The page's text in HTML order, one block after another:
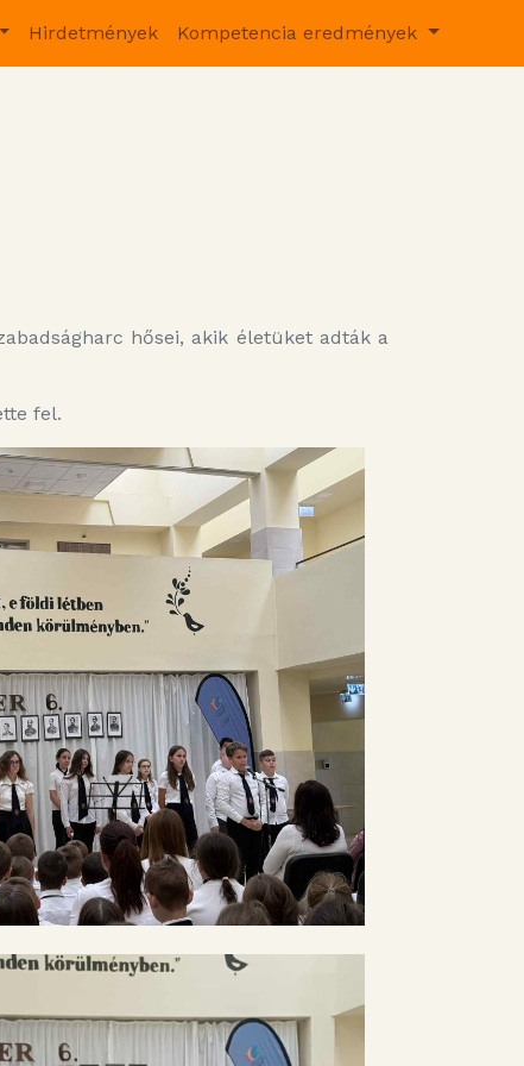
Hirdetmények Kompetencia eredmények
hősei, akik életüket adták a
fel.